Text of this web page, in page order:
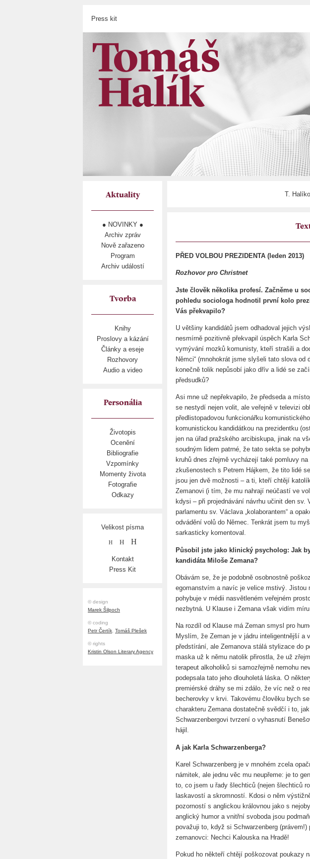
Press kit
Aktuality
● NOVINKY ●
Archiv zpráv
Nově zařazeno
Program
Archiv událostí
Tvorba
Knihy
Proslovy a kázání
Články a eseje
Rozhovory
Audio a video
Personália
Životopis
Ocenění
Bibliografie
Vzpomínky
Momenty života
Fotografie
Odkazy
Velikost písma
H H H
Kontakt
Press Kit
© design
Marek Šilpoch
© coding
Petr Čertík, Tomáš Plešek
© rights
Kristin Olson Literary Agency
T.
PŘED VOLBOU PREZIDENTA (leden 2013)
Rozhovor pro Christnet
Jste člověk několika profesí. Začněme u
pohledu sociologa hodnotil první kolo
Vás překvapilo?
U většiny kandidátů jsem odhadoval jejich
nesmírně pozitivně překvapil úspěch Karla
vymývání mozků komunisty, kteří strašili a
Němci“ (mnohokrát jsme slyšeli tato slova
konečně tolik nepůsobí jako dřív a lidé se
předsudků?
Asi mne už nepřekvapilo, že předseda a
se nestydí nejen volit, ale veřejně v televizi
předlistopadovou funkcionářku
komunistickou kandidátkou na prezidentku
jen na úřad pražského arcibiskupa, jinak na
soudným lidem patrné, že tato sekta se
kruhů dnes zřejmě vycházejí také pomluvy
zkušenostech s Petrem Hájkem, že tito lidé
jsou jen dvě možnosti – a ti, kteří chtějí
Zemanovi (i tím, že mu nahrají neúčastí ve
kdysi – při projednávání návrhu učinit den
parlamentu sv. Václava „kolaborantem“ a
odvádění volů do Němec. Tenkrát jsem tu
sarkasticky komentoval.
Působil jste jako klinický psycholog: Jak
kandidáta Miloše Zemana?
Obávám se, že je podobně osobnostně
egomanstvím a navíc je velice mstivý.
pohybuje v médii nasvětleném veřejném
nezbytná. U Klause i Zemana však vidím
Na rozdíl od Klause má Zeman smysl pro
Myslím, že Zeman je v jádru inteligentnější a
předstírání, ale Zemanova stálá stylizace do
maska už k němu natolik přirostla, že už
terapeut alkoholiků si samozřejmě nemohu
podepsala tato jeho dlouholetá láska. O
premiérské dráhy se mi zdálo, že víc než o
becherovky v krvi. Takovému člověku bych
charakteru Zemana dostatečně svědčí i to,
Schwarzenbergovi tvrzení o vyhasnutí
hájil.
A jak Karla Schwarzenberga?
Karel Schwarzenberg je v mnohém zcela
námitek, ale jednu věc mu neupřeme: je to
to, co jsem u řady šlechticů (nejen šlechticů
laskavostí a skromností. Kdosi o něm
pozorností s anglickou královnou jako s
anglický humor a vnitřní svoboda jsou
považuji to, když si Schwarzenberg
zemanovci: Nechci Kalouska na Hradě!
Pokud ho někteří chtějí poškozovat poukazy